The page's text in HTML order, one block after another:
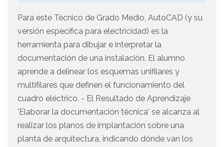
Para este Técnico de Grado Medio, AutoCAD (y su
versión específica para electricidad) es la
herramienta para dibujar e interpretar la
documentación de una instalación. El alumno
aprende a delinear los esquemas unifilares y
multifilares que definen el funcionamiento del
cuadro eléctrico. - El Resultado de Aprendizaje
'Elaborar la documentación técnica' se alcanza al
realizar los planos de implantación sobre una
planta de arquitectura, indicando dónde van los